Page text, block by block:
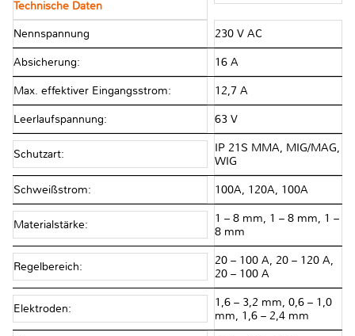
Technische Daten
Nennspannung 230 V AC
Absicherung: 16 A
Max. effektiver Eingangsstrom: 12,7 A
Leerlaufspannung: 63 V
Schutzart:
IP 21S MMA, MIG/MAG,
WIG
Schweißstrom: 100A, 120A, 100A
Materialstärke:
1 – 8 mm, 1 – 8 mm, 1 –
8 mm
Regelbereich:
20 – 100 A, 20 – 120 A,
20 – 100 A
Elektroden:
1,6 – 3,2 mm, 0,6 – 1,0
mm, 1,6 – 2,4 mm